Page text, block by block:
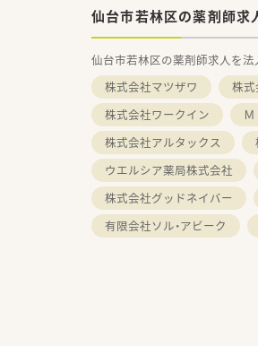
仙台市若林区の薬剤師求
仙台市若林区の薬剤師求人を法
株式会社マツザワ
株
株式会社ワークイン
株式会社アルタックス
ウエルシア薬局株式会社
株式会社グッドネイバー
有限会社ソル・アビーク